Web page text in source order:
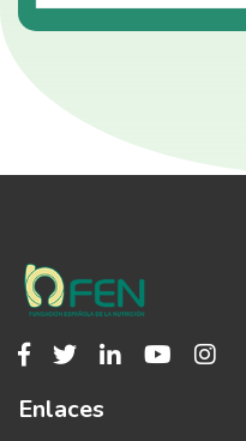
Enlaces